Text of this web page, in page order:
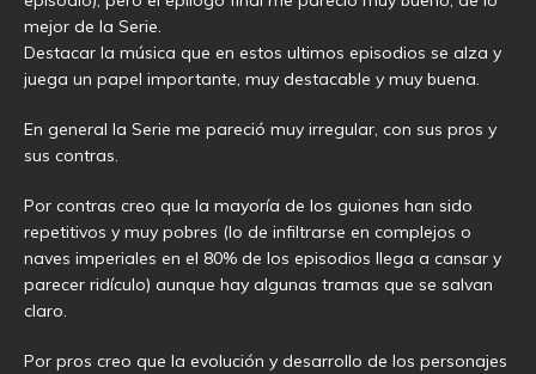
mejor de la Serie.
Destacar la música que en estos ultimos episodios se alza y
juega un papel importante, muy destacable y muy buena.
En general la Serie me pareció muy irregular, con sus pros y
sus contras.
Por contras creo que la mayoría de los guiones han sido
repetitivos y muy pobres (lo de infiltrarse en complejos o
naves imperiales en el 80% de los episodios llega a cansar y
parecer ridículo) aunque hay algunas tramas que se salvan
claro.
Por pros creo que la evolución y desarrollo de los personajes